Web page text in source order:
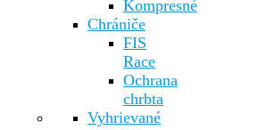
Kompresné
Chrániče
FIS
Race
Ochrana
chrbta
Vyhrievané